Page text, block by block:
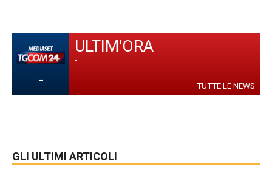
-
ULTIM'ORA
-
TUTTE LE NEWS
GLI ULTIMI ARTICOLI